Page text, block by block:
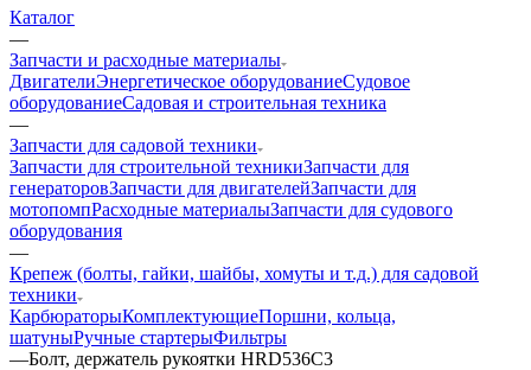
Каталог
—
Запчасти и расходные материалы
ДвигателиЭнергетическое оборудованиеСудовое
оборудованиеСадовая и строительная техника
—
Запчасти для садовой техники
Запчасти для строительной техникиЗапчасти для
генераторовЗапчасти для двигателейЗапчасти для
мотопомпРасходные материалыЗапчасти для судового
оборудования
—
Крепеж (болты, гайки, шайбы, хомуты и т.д.) для садовой
техники
КарбюраторыКомплектующиеПоршни, кольца,
шатуныРучные стартерыФильтры
—Болт, держатель рукоятки HRD536C3